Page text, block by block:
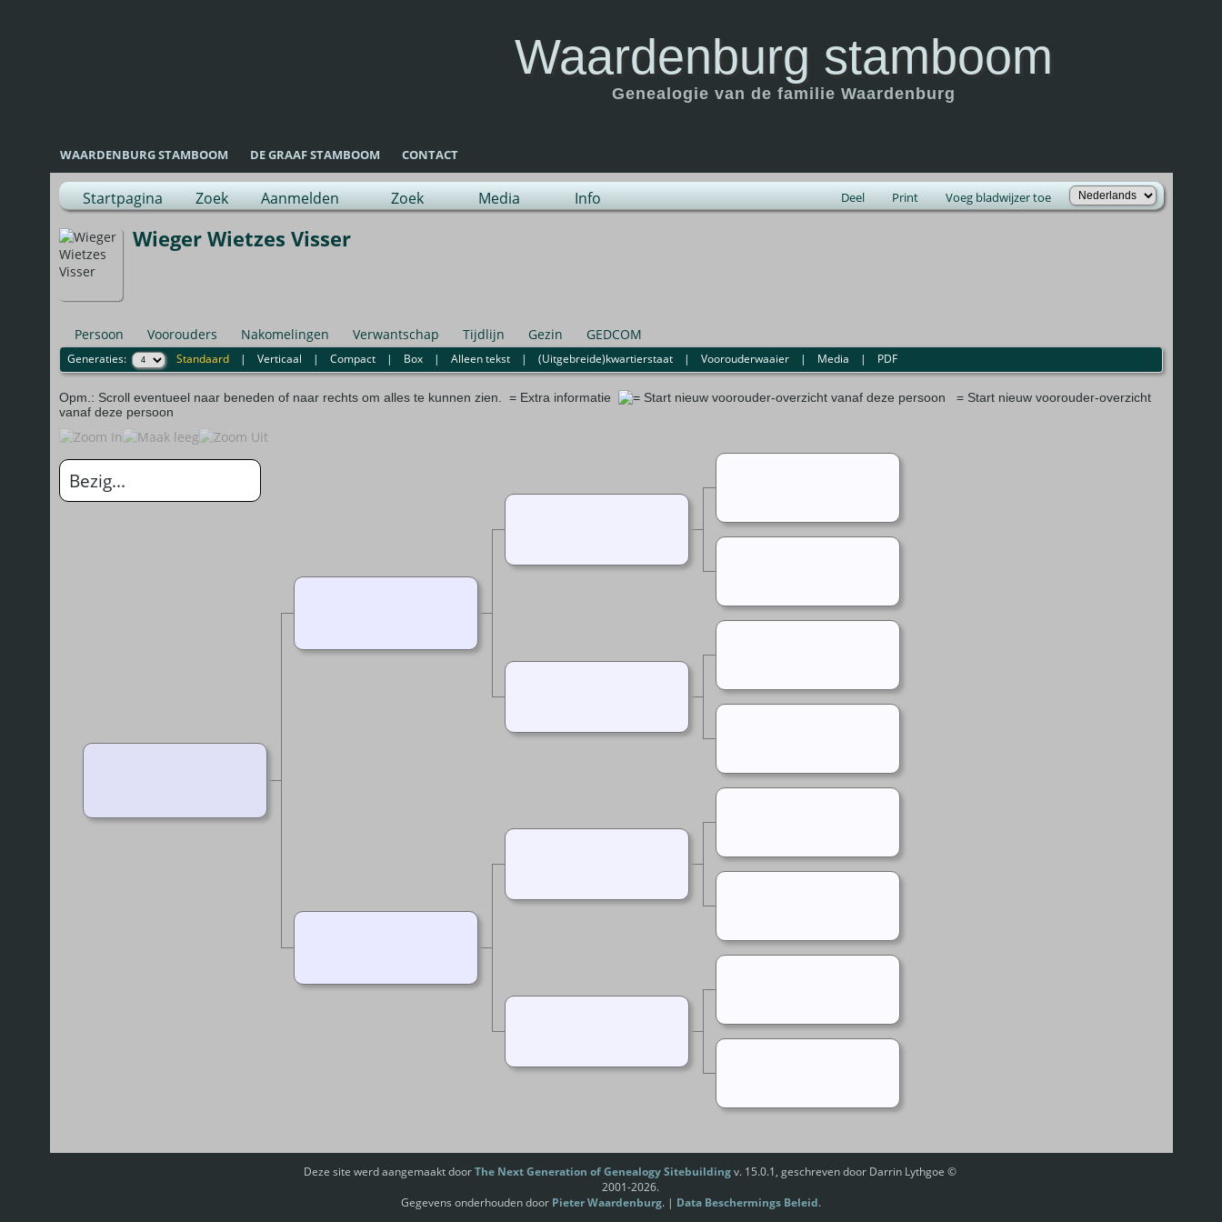
Waardenburg stamboom
Genealogie van de familie Waardenburg
WAARDENBURG STAMBOOM DE GRAAF STAMBOOM CONTACT
Startpagina Zoek Aanmelden Zoek Media Info Deel Print Voeg bladwijzer toe
Wieger Wietzes Visser
Persoon Voorouders Nakomelingen Verwantschap Tijdlijn Gezin GEDCOM
Generaties: Standaard| Verticaal | Compact| Box| Alleen tekst| (Uitgebreide)kwartierstaat| Voorouderwaaier| Media | PDF
Opm.: Scroll eventueel naar beneden of naar rechts om alles te kunnen zien. = Extra informatie
= Start nieuw voorouder-overzicht
vanaf deze persoon
Bezig...
Deze site werd aangemaakt doorThe Next Generation of Genealogy Sitebuildingv. 15.0.1, geschreven door Darrin Lythgoe ©
2001-2026.
Gegevens onderhouden door Pieter Waardenburg. | Data Beschermings Beleid.